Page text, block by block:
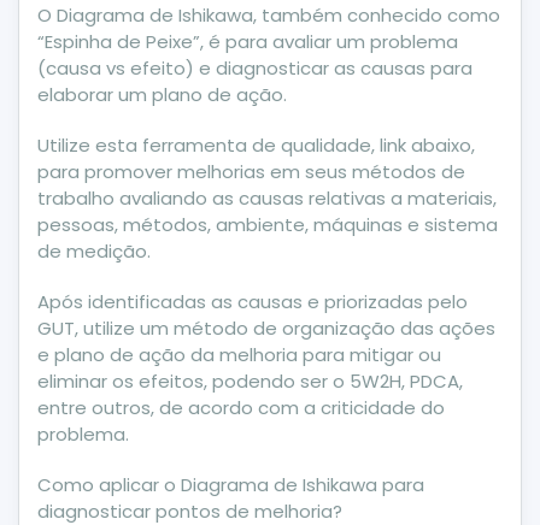
O Diagrama de Ishikawa, também conhecido como
“Espinha de Peixe”, é para avaliar um problema
(causa vs efeito) e diagnosticar as causas para
elaborar um plano de ação.
Utilize esta ferramenta de qualidade, link abaixo,
para promover melhorias em seus métodos de
trabalho avaliando as causas relativas a materiais,
pessoas, métodos, ambiente, máquinas e sistema
de medição.
Após identificadas as causas e priorizadas pelo
GUT, utilize um método de organização das ações
e plano de ação da melhoria para mitigar ou
eliminar os efeitos, podendo ser o 5W2H, PDCA,
entre outros, de acordo com a criticidade do
problema.
Como aplicar o Diagrama de Ishikawa para
diagnosticar pontos de melhoria?